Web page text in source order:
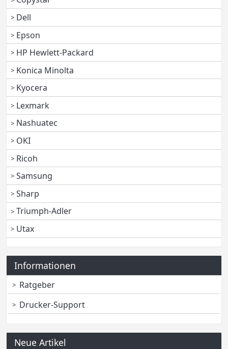
Dell
Epson
HP Hewlett-Packard
Konica Minolta
Kyocera
Lexmark
Nashuatec
OKI
Ricoh
Samsung
Sharp
Triumph-Adler
Utax
Informationen
Ratgeber
Drucker-Support
Neue Artikel